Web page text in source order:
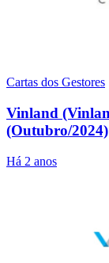
Cartas dos Gestores
Vinland
(Outubro/2024)
Há 2 anos